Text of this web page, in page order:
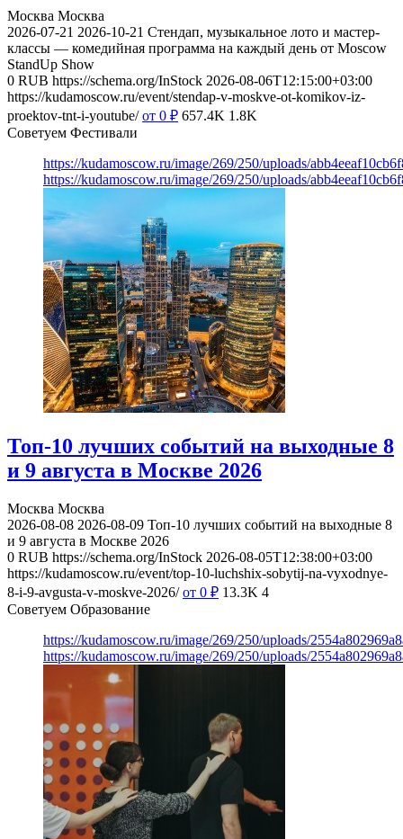
Москва Москва
2026-07-21 2026-10-21 Стендап, музыкальное лото и мастер-
классы — комедийная программа на каждый день от Moscow
StandUp Show
0 RUB https://schema.org/InStock 2026-08-06T12:15:00+03:00
https://kudamoscow.ru/event/stendap-v-moskve-ot-komikov-iz-
proektov-tnt-i-youtube/ от 0 ₽ 657.4K 1.8K
Советуем Фестивали
https://kudamoscow.ru/image/269/250/uploads/
https://kudamoscow.ru/image/269/250/uploads/
Топ-10 лучших событий на выходные 8
и 9 августа в Москве 2026
Москва Москва
2026-08-08 2026-08-09 Топ-10 лучших событий на выходные 8
и 9 августа в Москве 2026
0 RUB https://schema.org/InStock 2026-08-05T12:38:00+03:00
https://kudamoscow.ru/event/top-10-luchshix-sobytij-na-vyxodnye-
8-i-9-avgusta-v-moskve-2026/ от 0 ₽ 13.3K 4
Советуем Образование
https://kudamoscow.ru/image/269/250/uploads/
https://kudamoscow.ru/image/269/250/uploads/